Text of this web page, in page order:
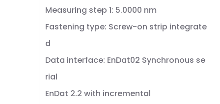
Measuring step 1: 5.0000 nm
Fastening type: Screw-on strip integrate
d
Data interface: EnDat02 Synchronous se
rial
EnDat 2.2 with incremental